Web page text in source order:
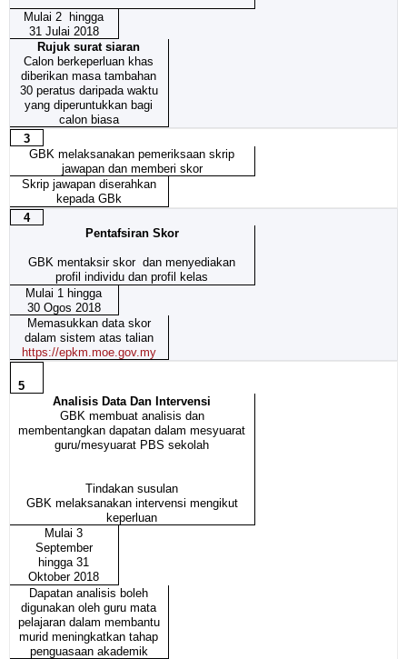
Mulai 2 hingga
31 Julai 2018
Rujuk surat siaran
Calon berkeperluan khas
diberikan masa tambahan
30 peratus daripada waktu
yang diperuntukkan bagi
calon biasa
3
GBK melaksanakan pemeriksaan skrip
jawapan dan memberi skor
Skrip jawapan diserahkan
kepada GBk
4
Pentafsiran Skor
GBK mentaksir skor dan menyediakan
profil individu dan profil kelas
Mulai 1 hingga
30 Ogos 2018
Memasukkan data skor
dalam sistem atas talian
https://epkm.moe.gov.my
5
Analisis Data Dan Intervensi
GBK membuat analisis dan
membentangkan dapatan dalam mesyuarat
guru/mesyuarat PBS sekolah
Tindakan susulan
GBK melaksanakan intervensi mengikut
keperluan
Mulai 3
September
hingga 31
Oktober 2018
Dapatan analisis boleh
digunakan oleh guru mata
pelajaran dalam membantu
murid meningkatkan tahap
penguasaan akademik